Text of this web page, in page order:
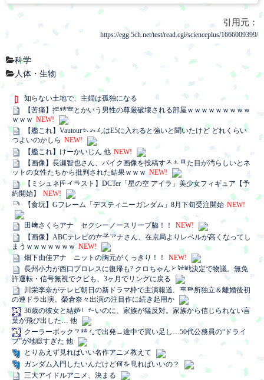
引用元：
https://egg.5ch.net/test/read.cgi/scienceplus/1666009399/
科学
人体・生物
知らない土地で、主婦は孤独になる
【苦痛】採精室とかいう男性の尊厳破壊される部屋ｗｗｗｗｗｗｗｗｗ
ｗｗｗ NEW!
【艦これ】VautourちゃんはE5に入れると強いと聞いたけど どれくらい
つよいのかしら NEW!
【艦これ】けーかいじん 他 NEW!
【画像】長瀬智也さん、バイク画像を投稿するも見た目が汚らしいとネ
ットの女性たちから批判された結果ｗｗｗ NEW!
【ミシュネ氏イラスト】DCTer「星の空 アイラ」美少女フィギュア【予
約開始】
NEW!
【食玩】Gフレーム「デスティニーガンダム」8月下旬受注開始 NEW!
田﨑さくらアナ セクシーノースリーブ脇！！
NEW!
【画像】ABCテレビの女子アナさん、在京局よりレベルが高くなってし
まうｗｗｗｗｗｗｗ NEW!
畑下由佳アナ ニットの胸元がくっきり！！
NEW!
長州小力が西口プロレスに復帰も? クロちゃんと対戦決定で物議。無免
許運転・信号無視でクビも、3ヶ月でリングに戻る
川栄李奈がテレビ朝日の新ドラマ枠で主演報道。事務所独立＆離婚後初
の連ドラ出演。榮倉奈々出演の注目作に続き起用か
36歳の彼女と結婚したいのに、家族が猛反対。家族から信じられない言
葉が飛び出した… 他
クーラーボックス積んで出発→途中で買い足し…50代公務員の“ドライ
ブ”が地獄すぎた 他
とりあえず見ればいい名作アニメ教えて
ガンダム入門したいんだけど何を見ればいいの？
三大アイドルアニメ、決まる